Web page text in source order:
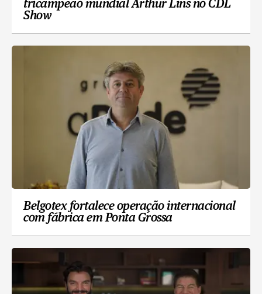
tricampeão mundial Arthur Lins no CDL
Show
Belgotex fortalece operação internacional
com fábrica em Ponta Grossa